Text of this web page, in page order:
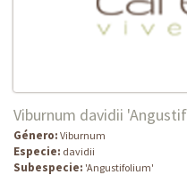
Viburnum davidii
Género: Viburnum
Especie: davidii
Subespecie: 'Angustifolium'